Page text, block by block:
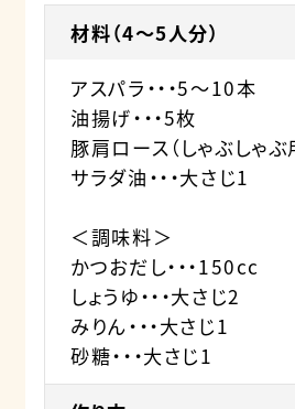
材料（4～5人分）
アスパラ・・・5～10本
油揚げ・・・5枚
豚肩ロース（しゃぶしゃぶ
サラダ油・・・大さじ1
＜調味料＞
かつおだし・・・150cc
しょうゆ・・・大さじ2
みりん・・・大さじ1
砂糖・・・大さじ1